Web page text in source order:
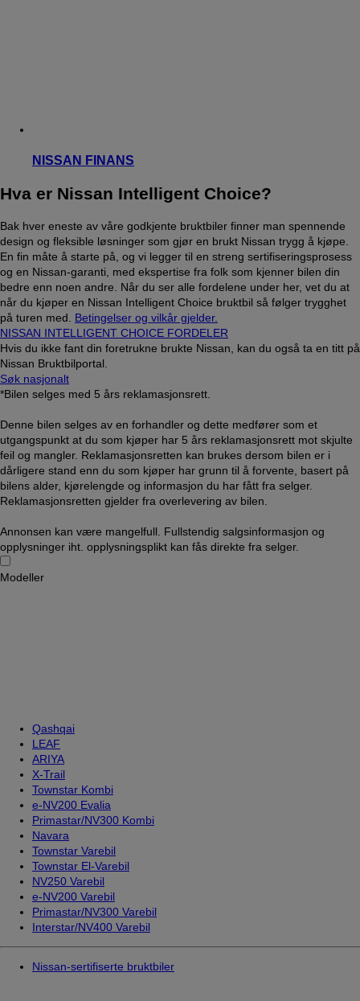
NISSAN FINANS
Hva er Nissan Intelligent Choice?
Bak hver eneste av våre godkjente bruktbiler finner man spennende
design og fleksible løsninger som gjør en brukt Nissan trygg å kjøpe.
En fin måte å starte på, og vi legger til en streng sertifiseringsprosess
og en Nissan-garanti, med ekspertise fra folk som kjenner bilen din
bedre enn noen andre. Når du ser alle fordelene under her, vet du at
når du kjøper en Nissan Intelligent Choice bruktbil så følger trygghet
på turen med. Betingelser og vilkår gjelder.
NISSAN INTELLIGENT CHOICE FORDELER
Hvis du ikke fant din foretrukne brukte Nissan, kan du også ta en titt på
Nissan Bruktbilportal.
Søk nasjonalt
*Bilen selges med 5 års reklamasjonsrett.
Denne bilen selges av en forhandler og dette medfører som et
utgangspunkt at du som kjøper har 5 års reklamasjonsrett mot skjulte
feil og mangler. Reklamasjonsretten kan brukes dersom bilen er i
dårligere stand enn du som kjøper har grunn til å forvente, basert på
bilens alder, kjørelengde og informasjon du har fått fra selger.
Reklamasjonsretten gjelder fra overlevering av bilen.
Annonsen kan være mangelfull. Fullstendig salgsinformasjon og
opplysninger iht. opplysningsplikt kan fås direkte fra selger.
Modeller
Qashqai
LEAF
ARIYA
X-Trail
Townstar Kombi
e-NV200 Evalia
Primastar/NV300 Kombi
Navara
Townstar Varebil
Townstar El-Varebil
NV250 Varebil
e-NV200 Varebil
Primastar/NV300 Varebil
Interstar/NV400 Varebil
Nissan-sertifiserte bruktbiler